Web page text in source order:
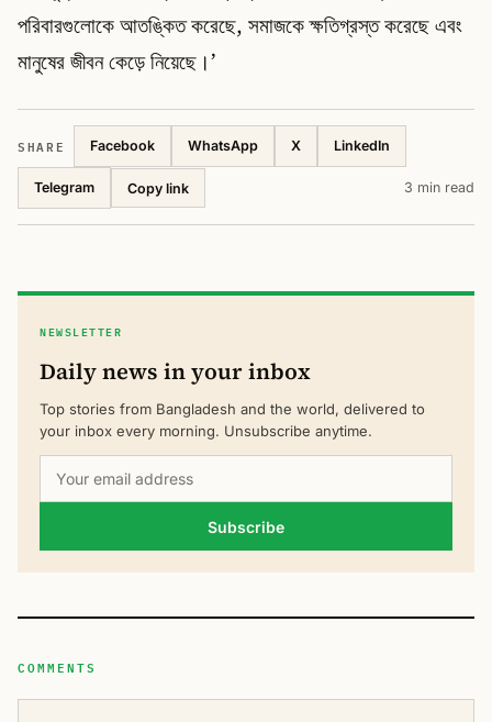
পরিবারগুলোকে আতঙ্কিত করেছে, সমাজকে ক্ষতিগ্রস্ত করেছে এবং
মানুষের জীবন কেড়ে নিয়েছে।’
SHARE Facebook WhatsApp X LinkedIn
Telegram Copy link 3 min read
NEWSLETTER
Daily news in your inbox
Top stories from Bangladesh and the world, delivered to
your inbox every morning. Unsubscribe anytime.
Subscribe
COMMENTS